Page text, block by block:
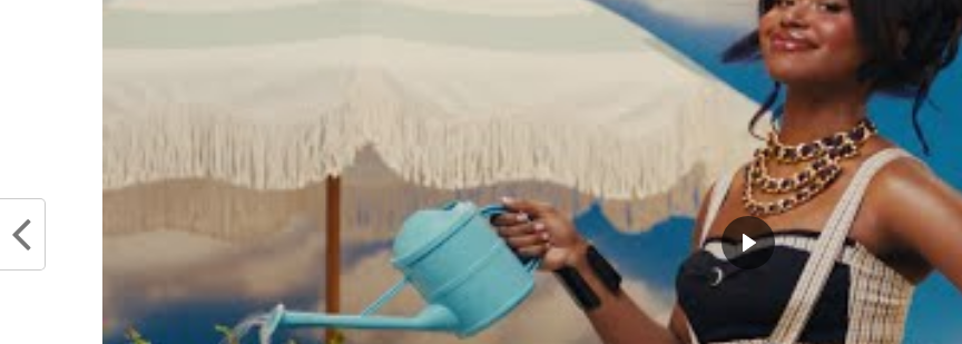
La dynastie des Spurs a pris un coup depuis les départs à la retraite de Tim Duncan,
Manu Ginobili et Tony Parker. Gregg Popovich s’approche aussi de la fin et la dernière
page de cette belle ère est proche de se tourner. Malheureusement tout ne s’est pas
passé comme prévu et Kawhi Leonard n’a pas repris le flambeau à San Antonio. L’arrivée
de DeMar Derozan n’était pas optimale et les Spurs ont dû lutter pour accrocher ne
serait-ce que le play-in. Nous voilà donc à cette saison. Une année où ce sont les
jeunes qui reprennent les rennes et qui font tout pour empiler le plus de victoires.
12ème à la lutte pour le play-in, ce sont surtout les promesses qui intéressent à San
Antonio. Avec un Dejounte Murray All-Star, des bons petits jeunes comme Keldon
Johnson ou encore Devin Vassell, et le talent de cette franchise pour développer des
talents et former des jeunes, il y a des raisons d’être optimiste dans le Texas.